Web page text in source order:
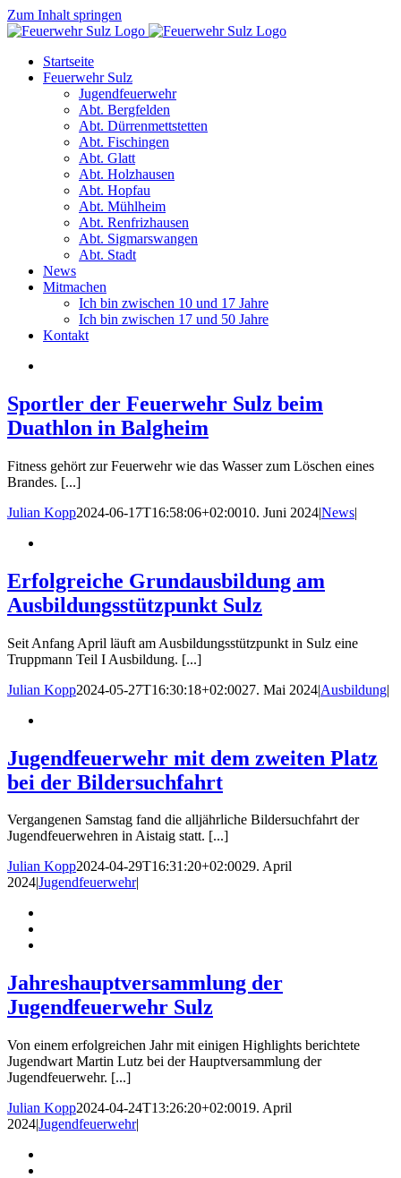
Zum Inhalt springen
Startseite
Feuerwehr Sulz
Jugendfeuerwehr
Abt. Bergfelden
Abt. Dürrenmettstetten
Abt. Fischingen
Abt. Glatt
Abt. Holzhausen
Abt. Hopfau
Abt. Mühlheim
Abt. Renfrizhausen
Abt. Sigmarswangen
Abt. Stadt
News
Mitmachen
Ich bin zwischen 10 und 17 Jahre
Ich bin zwischen 17 und 50 Jahre
Kontakt
Sportler der Feuerwehr Sulz beim
Duathlon in Balgheim
Fitness gehört zur Feuerwehr wie das Wasser zum Löschen eines
Brandes. [...]
Julian Kopp2024-06-17T16:58:06+02:0010. Juni 2024|News|
Erfolgreiche Grundausbildung am
Ausbildungsstützpunkt Sulz
Seit Anfang April läuft am Ausbildungsstützpunkt in Sulz eine
Truppmann Teil I Ausbildung. [...]
Julian Kopp2024-05-27T16:30:18+02:0027. Mai 2024|Ausbildung|
Jugendfeuerwehr mit dem zweiten Platz
bei der Bildersuchfahrt
Vergangenen Samstag fand die alljährliche Bildersuchfahrt der
Jugendfeuerwehren in Aistaig statt. [...]
Julian Kopp2024-04-29T16:31:20+02:0029. April
2024|Jugendfeuerwehr|
Jahreshauptversammlung der
Jugendfeuerwehr Sulz
Von einem erfolgreichen Jahr mit einigen Highlights berichtete
Jugendwart Martin Lutz bei der Hauptversammlung der
Jugendfeuerwehr. [...]
Julian Kopp2024-04-24T13:26:20+02:0019. April
2024|Jugendfeuerwehr|